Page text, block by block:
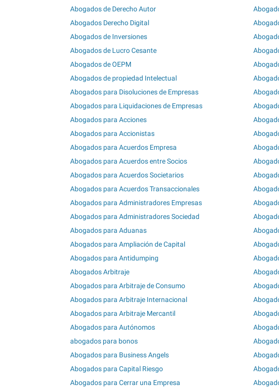
Abogados de Derecho Autor
Abogados Derecho Digital
Abogados de Inversiones
Abogados de Lucro Cesante
Abogados de OEPM
Abogados de propiedad Intelectual
Abogados para Disoluciones de Empresas
Abogados para Liquidaciones de Empresas
Abogados para Acciones
Abogados para Accionistas
Abogados para Acuerdos Empresa
Abogados para Acuerdos entre Socios
Abogados para Acuerdos Societarios
Abogados para Acuerdos Transaccionales
Abogados para Administradores Empresas
Abogados para Administradores Sociedad
Abogados para Aduanas
Abogados para Ampliación de Capital
Abogados para Antidumping
Abogados Arbitraje
Abogados para Arbitraje de Consumo
Abogados para Arbitraje Internacional
Abogados para Arbitraje Mercantil
Abogados para Autónomos
abogados para bonos
Abogados para Business Angels
Abogados para Capital Riesgo
Abogados para Cerrar una Empresa